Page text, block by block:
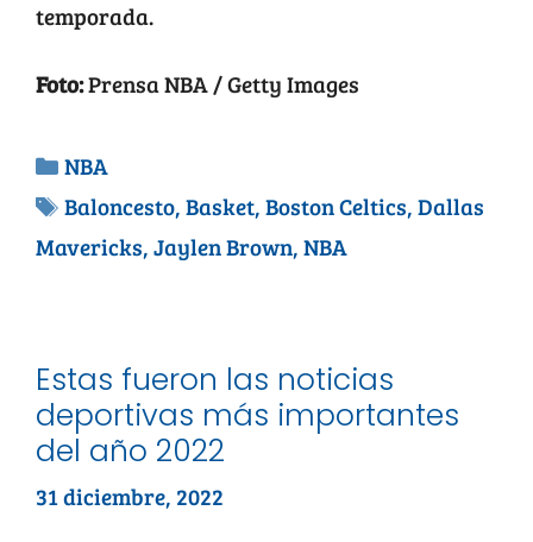
temporada.
Foto:Prensa NBA / Getty Images
NBA
Baloncesto,Basket,Boston Celtics,Dallas
Mavericks, Jaylen Brown, NBA
Estas fueron las noticias
deportivas más importantes
del año 2022
31 diciembre, 2022